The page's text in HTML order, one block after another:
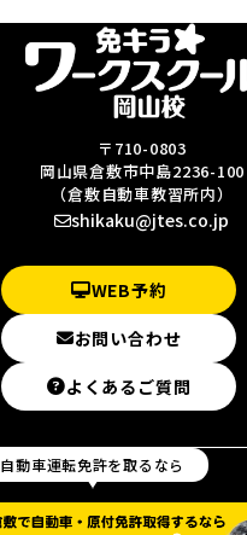
〒710-0803
岡山県倉敷市中島2236-100
（倉敷自動車教習所内）
shikaku@jtes.co.jp
WEB予約
お問い合わせ
よくあるご質問
自動車運転免許を取るなら